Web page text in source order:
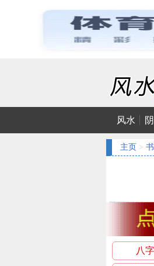
风水
主页 >
八